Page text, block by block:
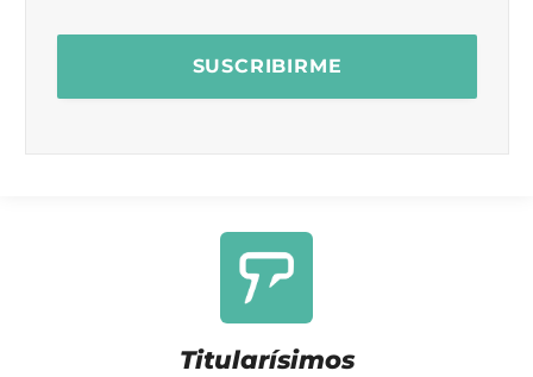
Titularísimos